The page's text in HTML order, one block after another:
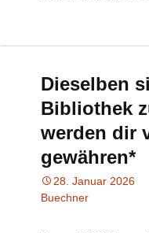
Dieselben
Bibliothek
werden dir
gewähren*
28. Januar 2026
Buechner